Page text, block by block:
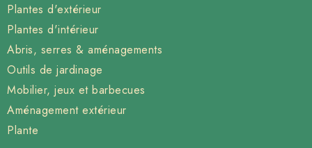
Plantes d'extérieur
Plantes d'intérieur
Abris, serres & aménagements
Outils de jardinage
Mobilier, jeux et barbecues
Aménagement extérieur
Plante